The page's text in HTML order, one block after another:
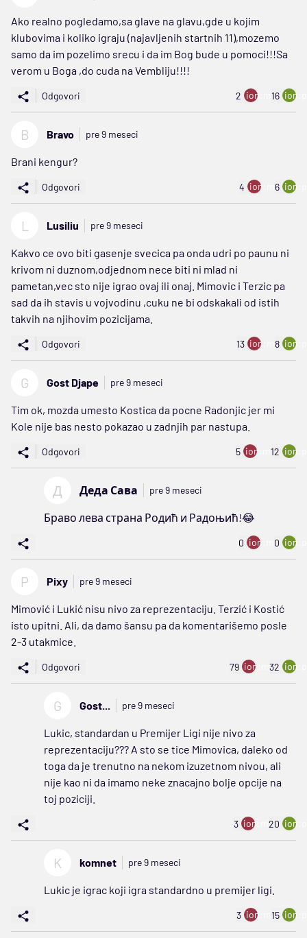
Ako realno pogledamo,sa glave na glavu,gde u kojim
klubovima i koliko igraju (najavljenih startnih 11),mozemo
samo da im pozelimo srecu i da im Bog bude u pomoci!!!Sa
verom u Boga ,do cuda na Vembliju!!!!
Odgovori 2 ion:minus
16
B Bravo pre 9 meseci
Brani kengur?
Odgovori 4 ion:minus
6
L Lusiliu pre 9 meseci
Kakvo ce ovo biti gasenje svecica pa onda udri po paunu ni
krivom ni duznom,odjednom nece biti ni mlad ni
pametan,vec sto nije igrao ovaj ili onaj. Mimovic i Terzic pa
sad da ih stavis u vojvodinu ,cuku ne bi odskakali od istih
takvih na njihovim pozicijama.
Odgovori 13 ion:minus
8
G Gost Djape pre 9 meseci
Tim ok, mozda umesto Kostica da pocne Radonjic jer mi
Kole nije bas nesto pokazao u zadnjih par nastupa.
Odgovori 5 ion:minus
12
Д Деда Сава pre 9 meseci
Браво лева страна Родић и Радоњић!😂
0 ion:minus
0
P Pixy pre 9 meseci
Mimović i Lukić nisu nivo za reprezentaciju. Terzić i Kostić
isto upitni. Ali, da damo šansu pa da komentarišemo posle
2-3 utakmice.
Odgovori 79 ion:minus
32
G Gost... pre 9 meseci
Lukic, standardan u Premijer Ligi nije nivo za
reprezentaciju??? A sto se tice Mimovica, daleko od
toga da je trenutno na nekom izuzetnom nivou, ali
nije kao ni da imamo neke znacajno bolje opcije na
toj poziciji.
3 ion:minus
20
K komnet pre 9 meseci
Lukic je igrac koji igra standardno u premijer ligi.
3 ion:minus
15